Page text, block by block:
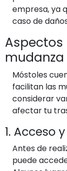
empresa, ya
caso de
Móstoles
facilitan las
considerar
afectar tu
1. Acceso
Antes de
puede